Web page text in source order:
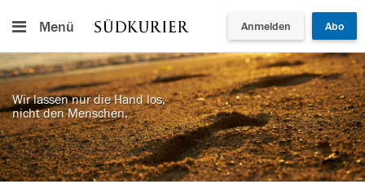
Menü Anmelden Abo
Wir lassen nur die Hand los,
nicht den Menschen.